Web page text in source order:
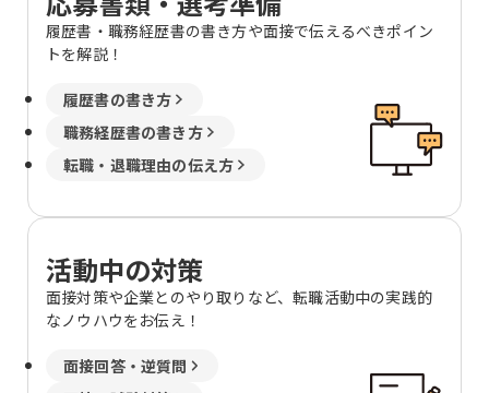
履歴書・職務経歴書の書き方や面接で伝えるべきポイン
トを解説！
履歴書の書き方
職務経歴書の書き方
転職・退職理由の伝え方
活動中の対策
面接対策や企業とのやり取りなど、転職活動中の実践的
なノウハウをお伝え！
面接回答・逆質問